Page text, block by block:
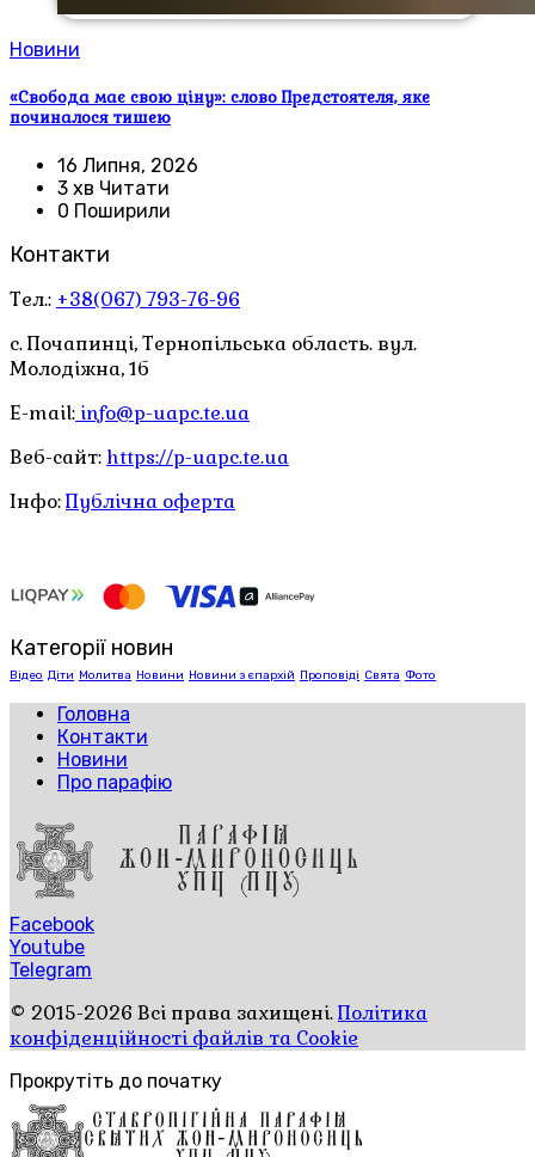
Новини
«Свобода має свою ціну»: слово Предстоятеля, яке
починалося тишею
16 Липня, 2026
3 хв Читати
0 Поширили
Контакти
Тел.: +38(067) 793-76-96
с. Почапинці, Тернопільська область. вул.
Молодіжна, 1б
E-mail: info@p-uapc.te.ua
Веб-сайт: https://p-uapc.te.ua
Інфо:Публічна оферта
Категорії новин
Відео Діти Молитва Новини Новини з єпархій Проповіді Свята Фото
Головна
Контакти
Новини
Про парафію
Facebook
Youtube
Telegram
© 2015-2026 Всі права захищені.Політика
конфіденційності файлів та Cookie
Прокрутіть до початку